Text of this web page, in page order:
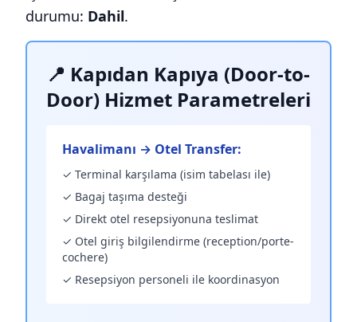
durumu: Dahil.
📍 Kapıdan Kapıya (Door-to-
Door) Hizmet Parametreleri
Havalimanı → Otel Transfer:
✓ Terminal karşılama (isim tabelası ile)
✓ Bagaj taşıma desteği
✓ Direkt otel resepsiyonuna teslimat
✓ Otel giriş bilgilendirme (reception/porte-
cochere)
✓ Resepsiyon personeli ile koordinasyon